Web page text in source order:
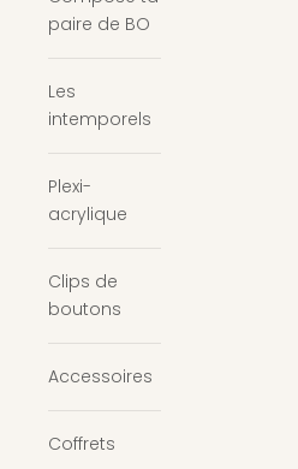
paire de BO
Les
intemporels
Plexi-
acrylique
Clips de
boutons
Accessoires
Coffrets